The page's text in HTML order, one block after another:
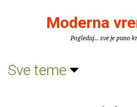
Moderna
Pogledaj... sve je puno
Sve teme